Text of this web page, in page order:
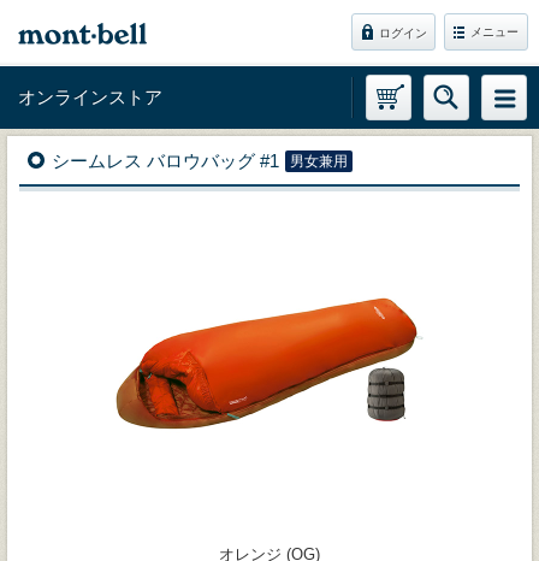
ログイン メニュー
オンラインストア
シームレス バロウバッグ #1 男女兼用
オレンジ (OG)